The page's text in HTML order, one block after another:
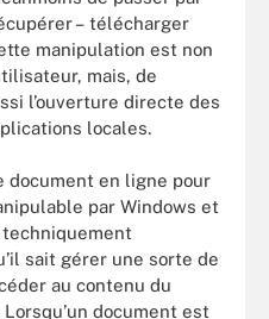
– télécharger
manipulation est non
mais, de
l’ouverture directe des
locales.
document en ligne pour
par Windows et
sait gérer une sorte de
au contenu du
document est